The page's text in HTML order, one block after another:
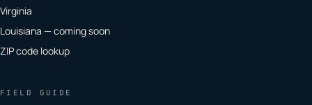
Virginia
Louisiana — coming soon
ZIP code lookup
FIELD GUIDE